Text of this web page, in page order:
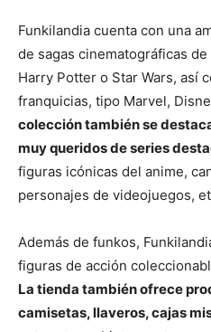
Funkilandia cuenta con una
de sagas cinematográficas
Harry Potter o Star Wars, así
franquicias, tipo Marvel,
colección también se
muy queridos de series
figuras icónicas del anime,
personajes de videojuegos,
Además de funkos,
figuras de acción
La tienda también ofrece
camisetas, llaveros, cajas